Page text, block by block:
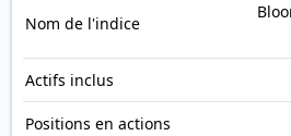
Nom de l'indice
Actifs inclus
Positions en actions